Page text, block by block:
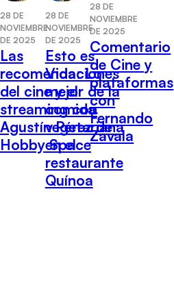
28 DE
NOVIEMBRE
DE 2025
Las
recomendaciones
del cine y el
streaming con
Agustín Pérez de
Hobby Space
28 DE
NOVIEMBRE
DE 2025
Esto es
Vida: Lo
mejor de la
comida
vegetariana
en el
restaurante
Quínoa
28 DE
NOVIEMBRE
DE 2025
Comentario
de Cine y
plataformas
con
Fernando
Zavala